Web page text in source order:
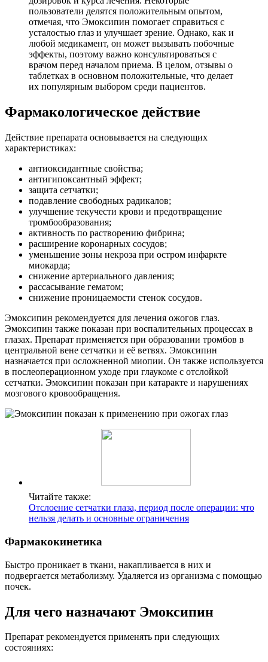
пользователи делятся положительным опытом,
отмечая, что Эмоксипин помогает справиться с
усталостью глаз и улучшает зрение. Однако, как и
любой медикамент, он может вызывать побочные
эффекты, поэтому важно консультироваться с
врачом перед началом приема. В целом, отзывы о
таблетках в основном положительные, что делает
их популярным выбором среди пациентов.
Фармакологическое действие
Действие препарата основывается на следующих
характеристиках:
антиоксидантные свойства;
антигипоксантный эффект;
защита сетчатки;
подавление свободных радикалов;
улучшение текучести крови и предотвращение
тромбообразования;
активность по растворению фибрина;
расширение коронарных сосудов;
уменьшение зоны некроза при остром инфаркте
миокарда;
снижение артериального давления;
рассасывание гематом;
снижение проницаемости стенок сосудов.
Эмоксипин рекомендуется для лечения ожогов глаз.
Эмоксипин также показан при воспалительных процессах в
глазах. Препарат применяется при образовании тромбов в
центральной вене сетчатки и её ветвях. Эмоксипин
назначается при осложненной миопии. Он также используется
в послеоперационном уходе при глаукоме с отслойкой
сетчатки. Эмоксипин показан при катаракте и нарушениях
мозгового кровообращения.
Читайте также:
Отслоение сетчатки глаза, период после операции: что
нельзя делать и основные ограничения
Фармакокинетика
Быстро проникает в ткани, накапливается в них и
подвергается метаболизму. Удаляется из организма с помощью
почек.
Для чего назначают Эмоксипин
Препарат рекомендуется применять при следующих
состояниях: